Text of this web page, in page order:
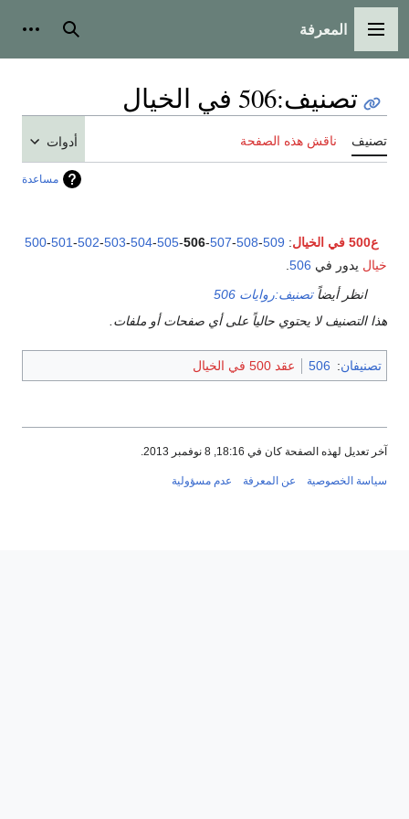
القائمة الرئيسية
المعرفة بحث
تصنيف:506 في الخيال
تصنيف ناقش هذه الصفحة أدوات
مساعدة
ع500 في الخيال :
500-501-502-503-504-505-506-507-508-509
خيال يدور في 506
انظر أيضاًتصنيف:روايات 506
هذا التصنيف لا يحتوي حالياً على أي صفحات أو ملفات.
تصنيفان:
506 عقد 500 في الخيال
آخر تعديل لهذه الصفحة كان في 18:16, 8 نوفمبر 2013.
سياسة الخصوصية عن المعرفة عدم مسؤولية